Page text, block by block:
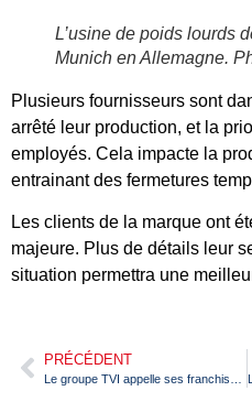
L’usine de poids lourds
Munich en Allemagne.
Plusieurs fournisseurs sont
arrêté leur production, et la
employés. Cela impacte la
entrainant des fermetures
Les clients de la marque ont
majeure. Plus de détails leur
situation permettra une
PRÉCÉDENT